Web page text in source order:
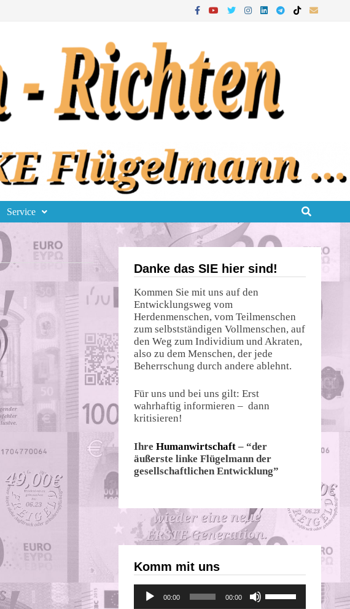
Service
Danke das SIE hier sind!
Kommen Sie mit uns auf den
Entwicklungsweg vom
Herdenmenschen, vom Teilmenschen
zum selbstständigen Vollmenschen, auf
den Weg zum Individium und Akraten,
also zu dem Menschen, der jede
Beherrschung durch andere ablehnt.
Für uns und bei uns gilt: Erst
wahrhaftig informieren – dann
kritisieren!
Ihre Humanwirtschaft – “der
äußerste linke Flügelmann der
gesellschaftlichen Entwicklung”
Komm mit uns
Audio-
Player
00:00 00:00
Hoch/Runter